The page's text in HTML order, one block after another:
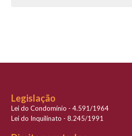
Legislação
Lei do Condomínio - 4.591/1964
Lei do Inquilinato - 8.245/1991